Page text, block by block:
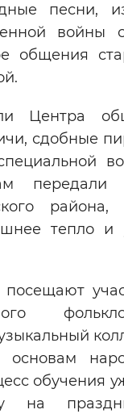
настройки
песни,
войны
общения
Центра
сдобные
передали
района,
тепло
основам
обучения
на